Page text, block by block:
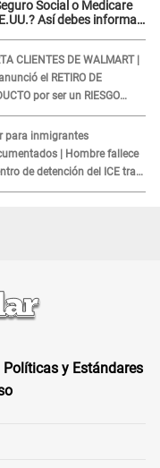
Social o Medicare
Así debes informar
CLIENTES DE WALMART |
el RETIRO DE
por ser un RIESGO
para consumidores: ¿Cuál
para inmigrantes
| Hombre fallece
de detención del ICE tras
"emergencia médica"
Políticas y Estándares